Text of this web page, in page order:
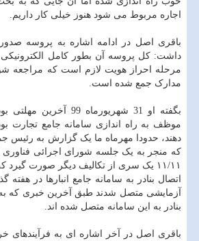
اجاره مربوط می شود هنوز خیلی کار داریم.
باقری اصل در ادامه اشاره به پروسه صدور
داشت: کل پروسه آن بطور کامل
مرحله احراز هویت لازم است که مراجعه
مدارک جمع شده است.
بگفته او 31 شهریورماه
موظف به راه اندازی سامانه جامع تجارت
دهند، حدودا مهرماه ما یک گزارش به رئیس
که منجر به یک جلسه شورای اجرائی فناوری
۱۱/۱۱ یک سری از تکالیف دیگر صورت
اتصال بنادر به سامانه جامع انبارها در
آزمایشی متصل شدند طبق آخرین خبری که
بنادر به این سامانه متصل شده اند.
باقری اصل در آخر اشاره ای به فرآیندهای